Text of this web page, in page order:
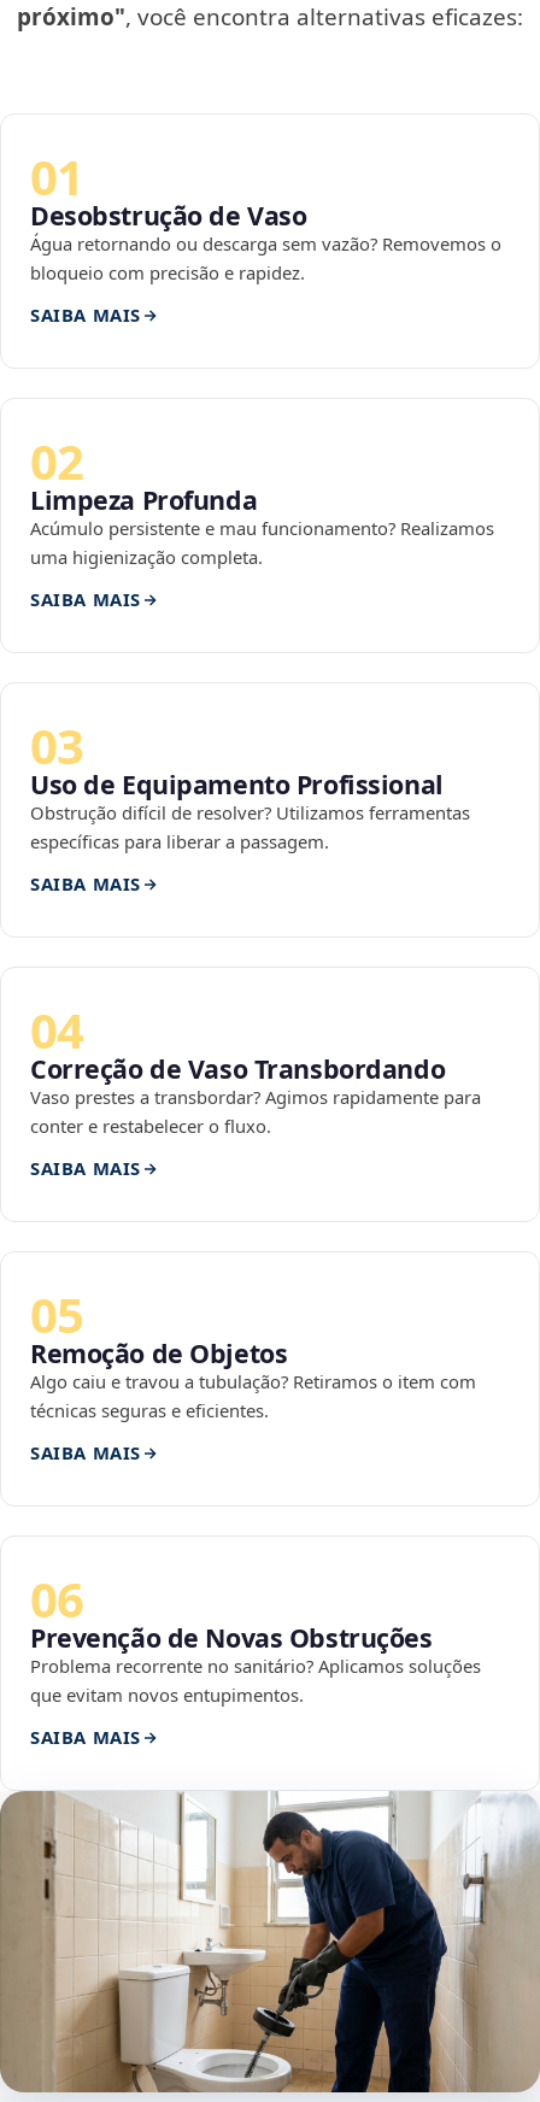
próximo", você encontra alternativas eficazes:
01
Desobstrução de Vaso
Água retornando ou descarga sem vazão? Removemos o
bloqueio com precisão e rapidez.
SAIBA MAIS
02
Limpeza Profunda
Acúmulo persistente e mau funcionamento? Realizamos
uma higienização completa.
SAIBA MAIS
03
Uso de Equipamento Profissional
Obstrução difícil de resolver? Utilizamos ferramentas
específicas para liberar a passagem.
SAIBA MAIS
04
Correção de Vaso Transbordando
Vaso prestes a transbordar? Agimos rapidamente para
conter e restabelecer o fluxo.
SAIBA MAIS
05
Remoção de Objetos
Algo caiu e travou a tubulação? Retiramos o item com
técnicas seguras e eficientes.
SAIBA MAIS
06
Prevenção de Novas Obstruções
Problema recorrente no sanitário? Aplicamos soluções
que evitam novos entupimentos.
SAIBA MAIS